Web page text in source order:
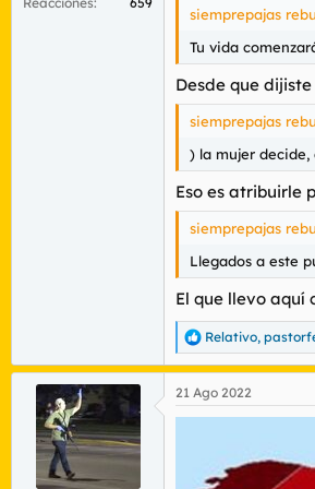
siemprepajas
Tu vida
Desde que
siemprepajas
) la mujer
Eso es atribuirle
siemprepajas
Llegados a este
El que llevo aquí
R
e
a
c
c
Relativo,
21 Ago 2022